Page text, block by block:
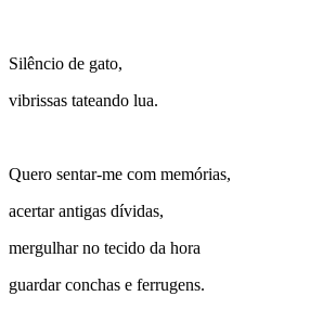
Silêncio de gato,
vibrissas tateando lua.
Quero sentar-me com memórias,
acertar antigas dívidas,
mergulhar no tecido da hora
guardar conchas e ferrugens.